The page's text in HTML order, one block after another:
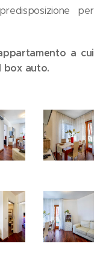
per
a cui
auto.